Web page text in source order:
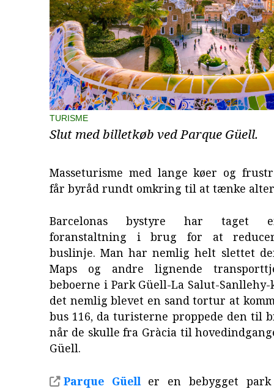
TURISME
Slut med billetkøb ved Parque Güell.
Masseturisme med lange køer og
får byråd rundt omkring til at tænke
Barcelonas bystyre har taget
foranstaltning i brug for at
buslinje. Man har nemlig helt slettet
Maps og andre lignende
beboerne i Park Güell-La Salut-
det nemlig blevet en sand tortur at
bus 116, da turisterne proppede den til
når de skulle fra Gràcia til
Güell.
Parque Güell er en bebygget